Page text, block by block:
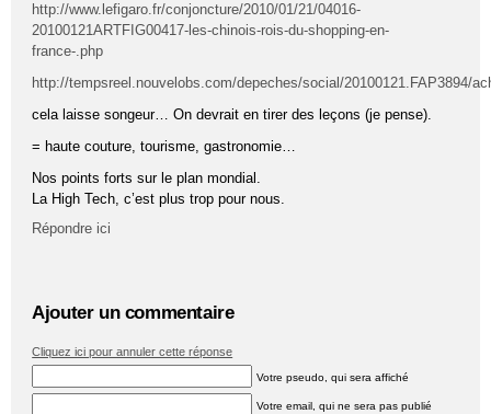
http://www.lefigaro.fr/conjoncture/2010/01/21/04016-
20100121ARTFIG00417-les-chinois-rois-du-shopping-en-
france-.php
http://tempsreel.nouvelobs.com/depeches/social/20100121.FAP3894/
cela laisse songeur… On devrait en tirer des leçons (je pense).
= haute couture, tourisme, gastronomie…
Nos points forts sur le plan mondial.
La High Tech, c’est plus trop pour nous.
Répondre ici
Ajouter un commentaire
Cliquez ici pour annuler cette réponse
Votre pseudo, qui sera affiché
Votre email, qui ne sera pas publié